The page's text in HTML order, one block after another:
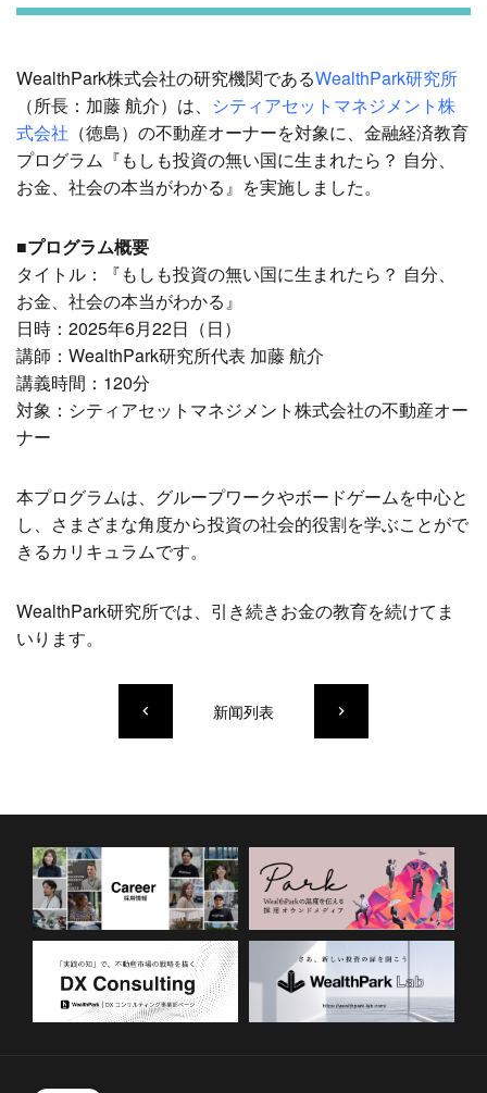
WealthPark株式会社の研究機関であるWealthPark研究所
（所長：加藤 航介）は、 シティアセットマネジメント株
式会社 （徳島）の不動産オーナーを対象に、金融経済教育
プログラム『もしも投資の無い国に生まれたら？ 自分、
お金、社会の本当がわかる』を実施しました。
■プログラム概要
タイトル：『もしも投資の無い国に生まれたら？ 自分、
お金、社会の本当がわかる』
日時： 2025年6月22日（日）
講師：WealthPark研究所代表 加藤 航介
講義時間：120分
対象：シティアセットマネジメント株式会社の不動産オー
ナー
本プログラムは、グループワークやボードゲームを中心と
し、さまざまな角度から投資の社会的役割を学ぶことがで
きるカリキュラムです。
WealthPark研究所では、引き続きお金の教育を続けてま
いります。
keyboard_arrow_left 新闻列表 keyboard_arrow_right